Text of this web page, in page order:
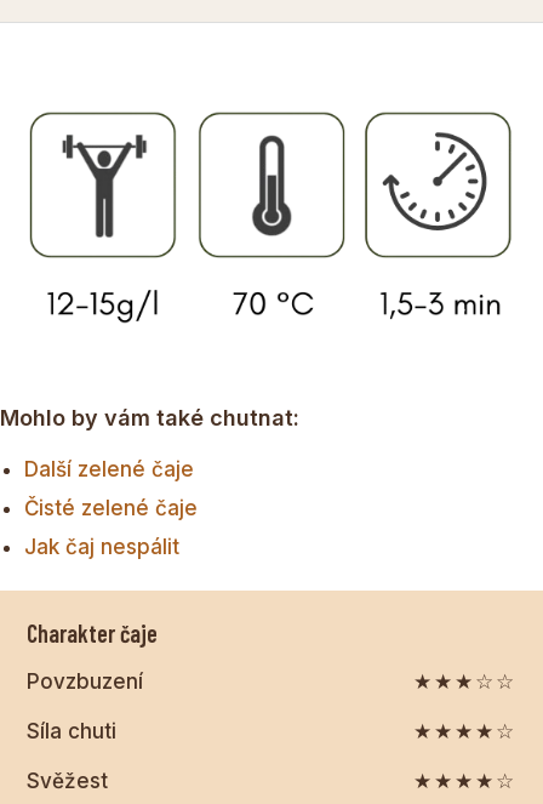
Mohlo by vám také chutnat:
Další zelené čaje
Čisté zelené čaje
Jak čaj nespálit
Charakter čaje
Povzbuzení ★★★☆☆
Síla chuti ★★★★☆
Svěžest ★★★★☆